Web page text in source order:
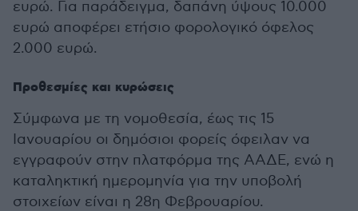
ευρώ. Για παράδειγμα, δαπάνη ύψους 10.000
ευρώ αποφέρει ετήσιο φορολογικό όφελος
2.000 ευρώ.
Προθεσμίες και κυρώσεις
Σύμφωνα με τη νομοθεσία, έως τις 15
Ιανουαρίου οι δημόσιοι φορείς όφειλαν να
εγγραφούν στην πλατφόρμα της ΑΑΔΕ, ενώ η
καταληκτική ημερομηνία για την υποβολή
στοιχείων είναι η 28η Φεβρουαρίου.